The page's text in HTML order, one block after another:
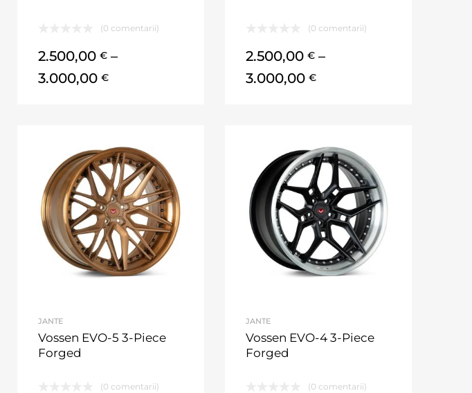
(0 comentarii)
2.500,00 € –
3.000,00 €
(0 comentarii)
2.500,00 € –
3.000,00 €
JANTE
Vossen EVO-5 3-Piece
Forged
(0 comentarii)
JANTE
Vossen EVO-4 3-Piece
Forged
(0 comentarii)